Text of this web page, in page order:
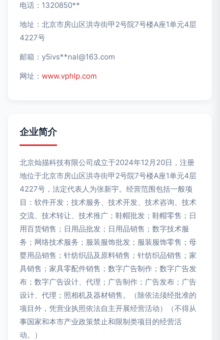
电话：1320850**
地址：北京市房山区洪寺街甲2号院7号楼A座1单元4层
4227号
邮箱：y5ivs**nal@163.com
网址： www.vphlp.com
企业简介
北京灿描科技有限公司成立于2024年12月20日，注册
地位于北京市房山区洪寺街甲2号院7号楼A座1单元4层
4227号，法定代表人为张新宇。经营范围包括一般项
目：软件开发；技术服务、技术开发、技术咨询、技术
交流、技术转让、技术推广；鞋帽批发；鞋帽零售；日
用百货销售；日用品批发；日用品销售；数字技术服
务；网络技术服务；服装服饰批发；服装服饰零售；母
婴用品销售；针纺织品及原料销售；针纺织品销售；家
具销售；家具零配件销售；数字广告制作；数字广告发
布；数字广告设计、代理；广告制作；广告发布；广告
设计、代理；照相机及器材销售。（除依法须经批准的
项目外，凭营业执照依法自主开展经营活动）（不得从
事国家和本市产业政策禁止和限制类项目的经营活
动。）